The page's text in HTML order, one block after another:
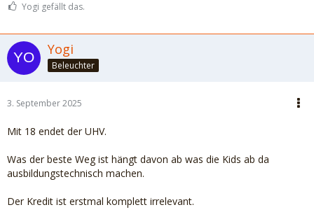
Yogi gefällt das.
Yogi
Beleuchter
3. September 2025
Mit 18 endet der UHV.
Was der beste Weg ist hängt davon ab was die Kids ab da
ausbildungstechnisch machen.
Der Kredit ist erstmal komplett irrelevant.